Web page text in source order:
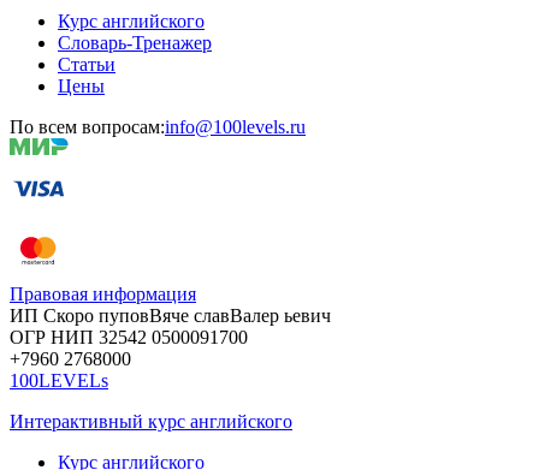
Курс английского
Словарь-Тренажер
Статьи
Цены
По всем вопросам:info@100levels.ru
Правовая информация
ИП Скоро пуповВяче славВалер ьевич
ОГР НИП 32542 0500091700
+7960 2768000
100LEVELs
Интерактивный курс английского
Курс английского